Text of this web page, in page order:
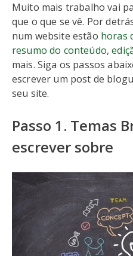
Muito mais trabalho vai
que o que se vê. Por
num website estão horas
resumo do conteúdo,
mais. Siga os passos
escrever um post de
seu site.
Passo 1. Temas
escrever sobre